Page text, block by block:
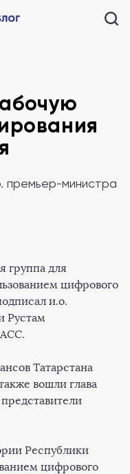
премьер-министра
группа для
цифрового
и.о.
Рустам
Татарстана
вошли глава
Республики
цифрового